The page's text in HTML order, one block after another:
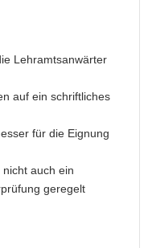
Lehramtsanwärter
auf ein schriftliches
für die Eignung
auch ein
geregelt